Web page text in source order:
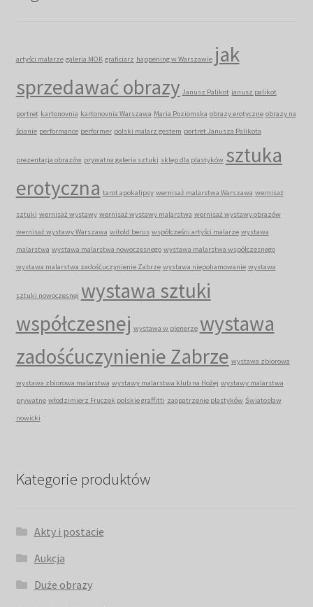
artyści malarze galeria MOK graficiarz happening w Warszawie jak
sprzedawać obrazy Janusz Palikot janusz palikot
portret kartonovnia kartonovnia Warszawa Maria Poziomska obrazy erotyczne obrazy na
ścianie performance performer polski malarz gestem portret Janusza Palikota
prezentacja obrazów prywatna galeria sztuki sklep dla plastyków sztuka
erotyczna tarot apokalipsy wernisaż malarstwa Warszawa wernisaż
sztuki wernisaż wystawy wernisaż wystawy malarstwa wernisaż wystawy obrazów
wernisaż wystawy Warszawa witold berus współcześni artyści malarze wystawa
malarstwa wystawa malarstwa nowoczesnego wystawa malarstwa współczesnego
wystawa malarstwa zadośćuczynienie Zabrze wystawa niepohamowanie wystawa
sztuki nowoczesnej wystawa sztuki
współczesnej wystawa w plenerze wystawa
zadośćuczynienie Zabrze wystawa zbiorowa
wystawa zbiorowa malarstwa wystawy malarstwa klub na Hożej wystawy malarstwa
prywatne włodzimierz Fruczek polskie graffitti zaopatrzenie plastyków Światosław
nowicki
Kategorie produktów
Akty i postacie
Aukcja
Duże obrazy